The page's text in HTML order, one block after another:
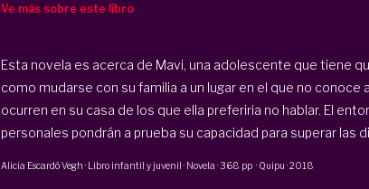
Ve más sobre este libro
Esta novela es acerca de Mavi, una adolescente que tiene
como mudarse con su familia a un lugar en el que no conoce
ocurren en su casa de los que ella preferiria no hablar. El
personales pondrán a prueba su capacidad para superar las
Alicia Escardó Vegh · Libro infantil y juvenil · Novela ·368 pp· Quipu ·2018